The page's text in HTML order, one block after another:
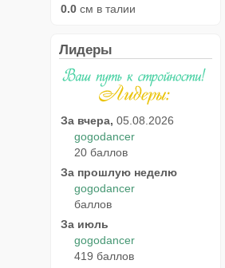
0.0 см в талии
Лидеры
За вчера, 05.08.2026
gogodancer
20 баллов
За прошлую неделю
gogodancer
баллов
За июль
gogodancer
419 баллов